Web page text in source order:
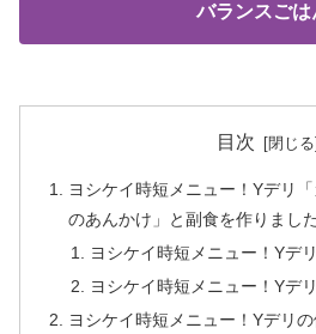
バランスごは
目次
ヨシケイ時短メニュー！Yデリ
のあんかけ」と副食を作りました
ヨシケイ時短メニュー！Yデ
ヨシケイ時短メニュー！Yデ
ヨシケイ時短メニュー！Yデリ